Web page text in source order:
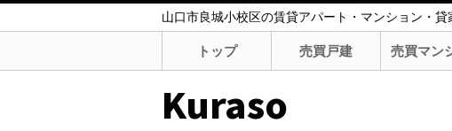
山口市良城小校区の賃貸アパート・マンション・
トップ 売買戸建 売買マン
Kuraso